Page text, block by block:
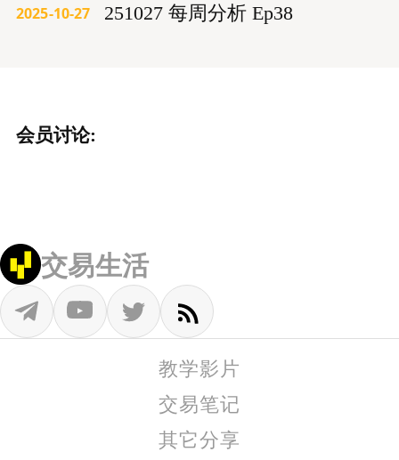
2025-10-27 251027 每周分析 Ep38
会员讨论:
交易生活
教学影片
交易笔记
其它分享